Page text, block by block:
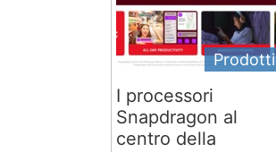
Prodotti
I processori
Snapdragon al
centro della